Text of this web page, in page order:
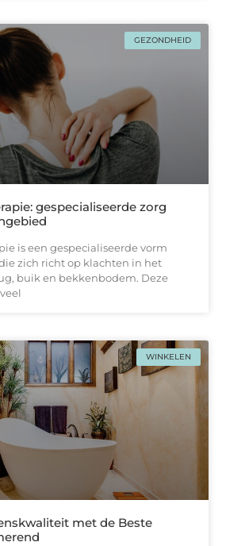
GEZONDHEID
gespecialiseerde zorg
is een gespecialiseerde vorm
zich richt op klachten in het
buik en bekkenbodem. Deze
WINKELEN
met de Beste